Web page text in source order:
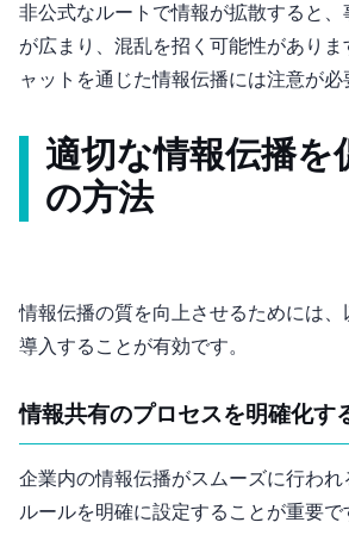
非公式なルートで情報が拡散すると、
が広まり、混乱を招く可能性があります
ャットを通じた情報伝播には注意が必
適切な情報伝播を
の方法
情報伝播の質を向上させるためには
導入することが有効です。
1. 情報共有のプロセスを明確化す
企業内の情報伝播がスムーズに行わ
ルールを明確に設定することが重要で